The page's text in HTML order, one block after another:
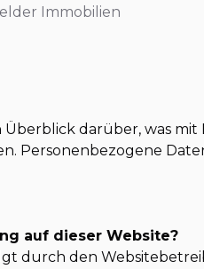
Immobilien
darüber, was
Personenbezogene
auf dieser Website?
durch den